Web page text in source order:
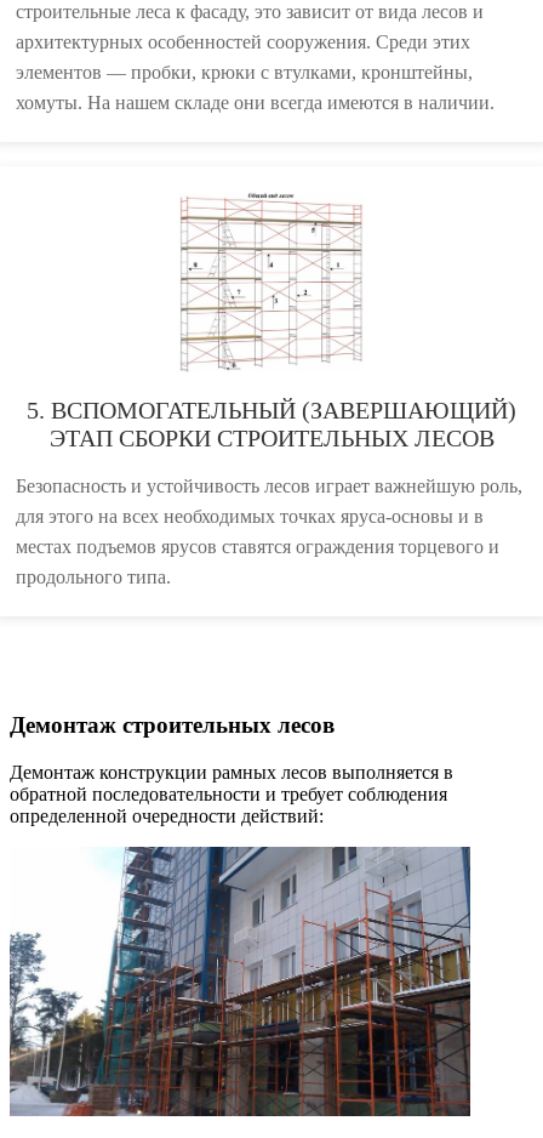
строительные леса к фасаду, это зависит от вида лесов и
архитектурных особенностей сооружения. Среди этих
элементов — пробки, крюки с втулками, кронштейны,
хомуты. На нашем складе они всегда имеются в наличии.
5. ВСПОМОГАТЕЛЬНЫЙ (ЗАВЕРШАЮЩИЙ)
ЭТАП СБОРКИ СТРОИТЕЛЬНЫХ ЛЕСОВ
Безопасность и устойчивость лесов играет важнейшую роль,
для этого на всех необходимых точках яруса-основы и в
местах подъемов ярусов ставятся ограждения торцевого и
продольного типа.
Демонтаж строительных лесов
Демонтаж конструкции рамных лесов выполняется в
обратной последовательности и требует соблюдения
определенной очередности действий: